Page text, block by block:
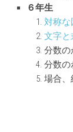
６年生
対称な
文字と
分数の
分数の
場合、